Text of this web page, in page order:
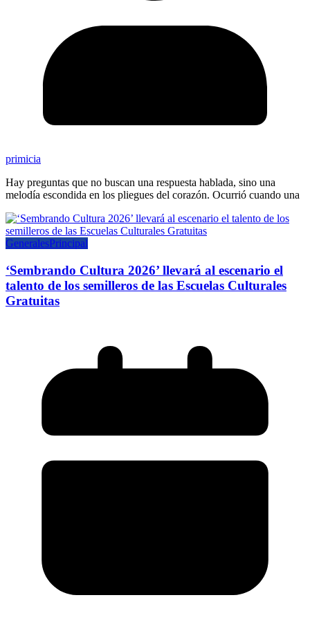
primicia
Hay preguntas que no buscan una respuesta hablada, sino una
melodía escondida en los pliegues del corazón. Ocurrió cuando una
GeneralesPrincipal
‘Sembrando Cultura 2026’ llevará al escenario el
talento de los semilleros de las Escuelas Culturales
Gratuitas